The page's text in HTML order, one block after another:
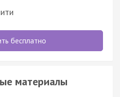
бесплатно
материалы